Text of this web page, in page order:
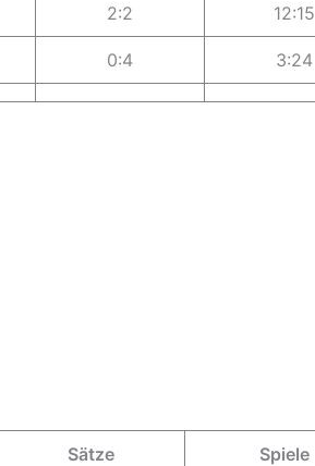
2:2 12:15
0:4 3:24
Sätze Spiele